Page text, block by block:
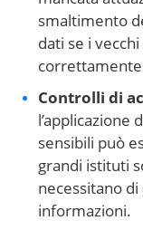
smaltimento
dati se i
Controlli di
l’applicazione
sensibili può
grandi istituti
necessitano
informazioni.